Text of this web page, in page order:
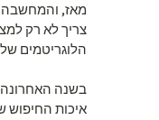
מאז, והמחשבה
צריך לא רק
הלוגריטמים
בשנה האחרונה